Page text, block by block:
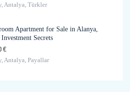
Antalya, Türkler
Apartment for Sale in Alanya,
Secrets
€
Antalya, Payallar